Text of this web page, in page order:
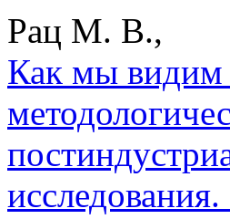
Рац М. В.,
Как мы